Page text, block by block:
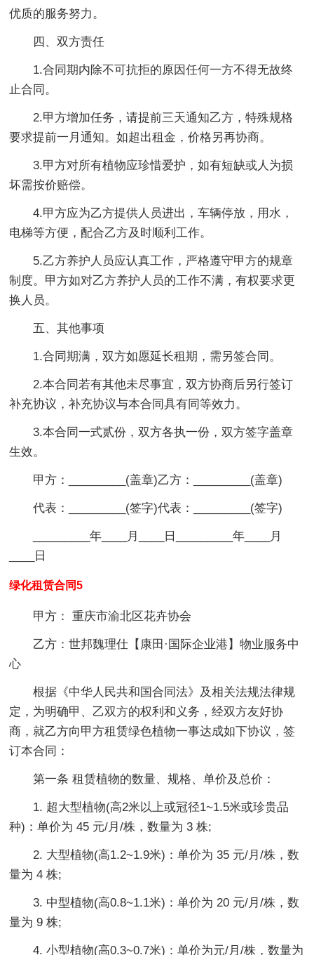
优质的服务努力。
四、双方责任
1.合同期内除不可抗拒的原因任何一方不得无故终
止合同。
2.甲方增加任务，请提前三天通知乙方，特殊规格
要求提前一月通知。如超出租金，价格另再协商。
3.甲方对所有植物应珍惜爱护，如有短缺或人为损
坏需按价赔偿。
4.甲方应为乙方提供人员进出，车辆停放，用水，
电梯等方便，配合乙方及时顺利工作。
5.乙方养护人员应认真工作，严格遵守甲方的规章
制度。甲方如对乙方养护人员的工作不满，有权要求更
换人员。
五、其他事项
1.合同期满，双方如愿延长租期，需另签合同。
2.本合同若有其他未尽事宜，双方协商后另行签订
补充协议，补充协议与本合同具有同等效力。
3.本合同一式贰份，双方各执一份，双方签字盖章
生效。
甲方：_________(盖章)乙方：_________(盖章)
代表：_________(签字)代表：_________(签字)
_________年____月____日_________年____月
____日
绿化租赁合同5
甲方： 重庆市渝北区花卉协会
乙方：世邦魏理仕【康田·国际企业港】物业服务中
心
根据《中华人民共和国合同法》及相关法规法律规
定，为明确甲、乙双方的权利和义务，经双方友好协
商，就乙方向甲方租赁绿色植物一事达成如下协议，签
订本合同：
第一条 租赁植物的数量、规格、单价及总价：
1. 超大型植物(高2米以上或冠径1~1.5米或珍贵品
种)：单价为 45 元/月/株，数量为 3 株;
2. 大型植物(高1.2~1.9米)：单价为 35 元/月/株，数
量为 4 株;
3. 中型植物(高0.8~1.1米)：单价为 20 元/月/株，数
量为 9 株;
4. 小型植物(高0.3~0.7米)：单价为元/月/株，数量为